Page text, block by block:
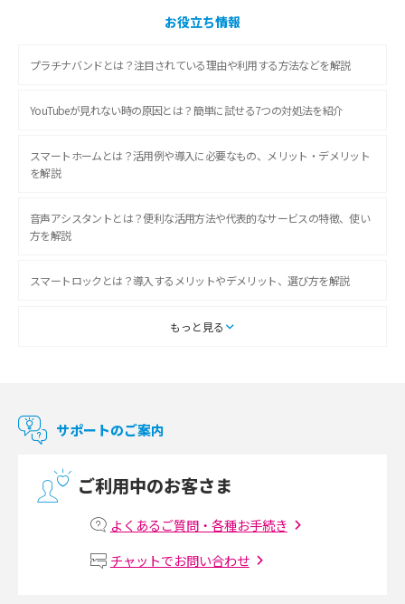
お役立ち情報
プラチナバンドとは？注目されている理由や利用する方法などを解説
YouTubeが見れない時の原因とは？簡単に試せる7つの対処法を紹介
スマートホームとは？活用例や導入に必要なもの、メリット・デメリット
を解説
音声アシスタントとは？便利な活用方法や代表的なサービスの特徴、使い
方を解説
スマートロックとは？導入するメリットやデメリット、選び方を解説
スマートテレビとは？特徴や選び方、使い方をわかりやすく解説
マンションで使えるWi-Fiは？種類ごとの特徴や選び方を紹介
マンションで光回線の利用を始める手順は？設備状況の確認方法も解説
Wi-Fiルーターの設定方法をわかりやすく解説！事前に準備すべきものも紹
もっと見る
サポートのご案内
ご利用中のお客さま
よくあるご質問・各種お手続き
チャットでお問い合わせ